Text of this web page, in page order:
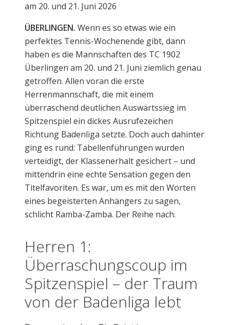
am 20. und 21. Juni 2026
ÜBERLINGEN. Wenn es so etwas wie ein
perfektes Tennis-Wochenende gibt, dann
haben es die Mannschaften des TC 1902
Überlingen am 20. und 21. Juni ziemlich genau
getroffen. Allen voran die erste
Herrenmannschaft, die mit einem
überraschend deutlichen Auswärtssieg im
Spitzenspiel ein dickes Ausrufezeichen
Richtung Badenliga setzte. Doch auch dahinter
ging es rund: Tabellenführungen wurden
verteidigt, der Klassenerhalt gesichert – und
mittendrin eine echte Sensation gegen den
Titelfavoriten. Es war, um es mit den Worten
eines begeisterten Anhängers zu sagen,
schlicht Ramba-Zamba. Der Reihe nach.
Herren 1:
Überraschungscoup im
Spitzenspiel – der Traum
von der Badenliga lebt